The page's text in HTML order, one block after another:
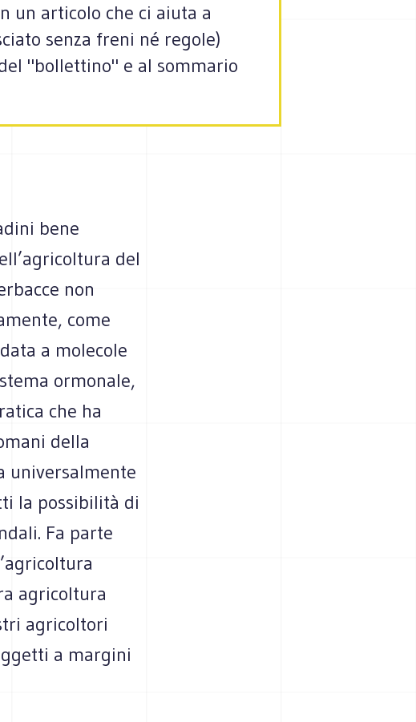
un articolo che ci aiuta a
senza freni né regole)
"bollettino" e al sommario
bene
del
non
come
a molecole
ormonale,
che ha
della
universalmente
la possibilità di
Fa parte
agricoltura
agricoltori
a margini